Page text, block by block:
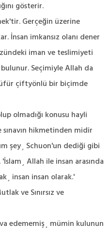
gösterir.
Gerçeğin üzerine
İnsan imkansız olanı dener
iman ve teslimiyeti
Seçimiyle Allah da
çiftyönlü bir biçimde
olmadığı konusu hayli
sınavın hikmetinden midir
şey¸ Schuon'un dediği gibi
Allah ile insan arasında
insan insan olarak.'
ve Sınırsız ve
edememiş¸ mümin kulunun